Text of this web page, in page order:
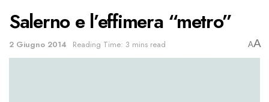
Salerno e l’effimera “metro”
2 Giugno 2014 Reading Time: 3 mins read AA